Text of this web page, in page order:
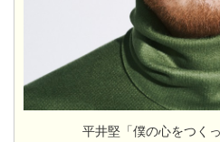
平井堅「僕の心をつく